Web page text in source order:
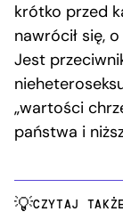
krótko przed
nawrócił się,
Jest
„wartości
państwa i
CZYTAJ TAKŻE